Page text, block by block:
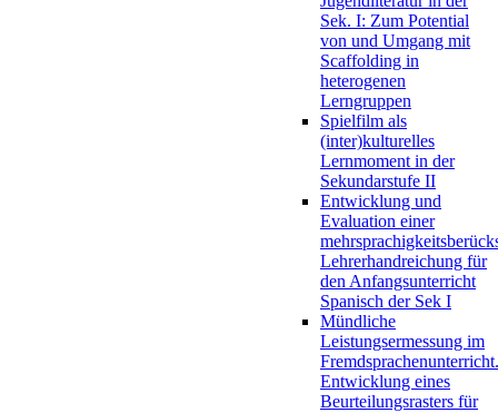
Sek. I: Zum Potential
von und Umgang mit
Scaffolding in
heterogenen
Lerngruppen
Spielfilm als
(inter)kulturelles
Lernmoment in der
Sekundarstufe II
Entwicklung und
Evaluation einer
Lehrerhandreichung für
den Anfangsunterricht
Spanisch der Sek I
Mündliche
Leistungsermessung im
Fremdsprachenunterricht.
Entwicklung eines
Beurteilungsrasters für